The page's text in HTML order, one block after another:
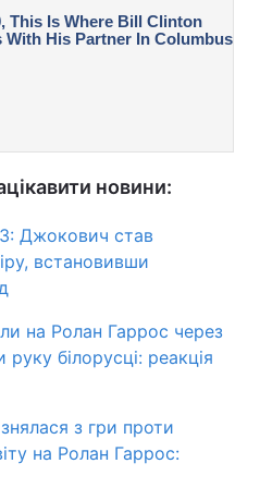
новини:
Джокович став
встановивши
на Ролан Гаррос через
білорусці: реакція
з гри проти
на Ролан Гаррос: